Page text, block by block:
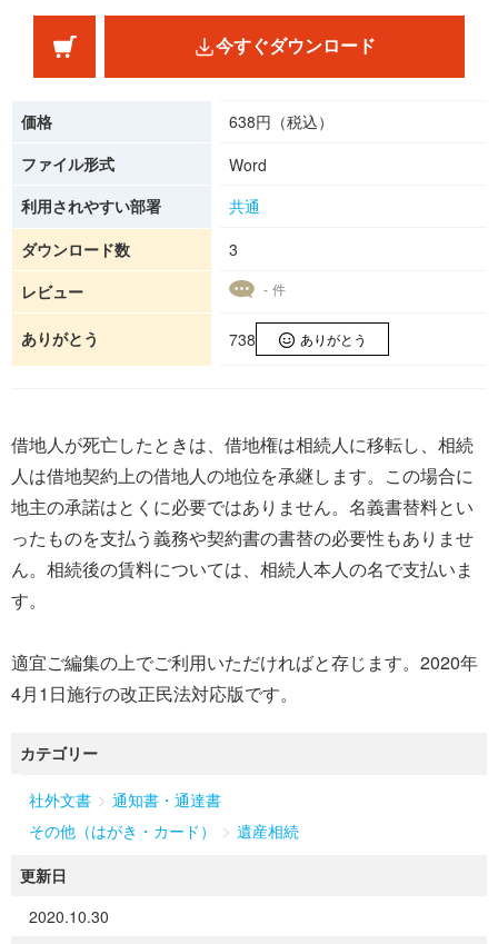
今すぐダウンロード
価格
638円（税込）
ファイル形式
Word
利用されやすい部署
共通
ダウンロード数
3
レビュー
- 件
ありがとう 738 ありがとう
借地人が死亡したときは、借地権は相続人に移転し、相続
人は借地契約上の借地人の地位を承継します。この場合に
地主の承諾はとくに必要ではありません。名義書替料とい
ったものを支払う義務や契約書の書替の必要性もありませ
ん。相続後の賃料については、相続人本人の名で支払いま
す。
適宜ご編集の上でご利用いただければと存じます。2020年
4月1日施行の改正民法対応版です。
カテゴリー
社外文書 > 通知書・通達書
その他（はがき・カード）
> 遺産相続
更新日
2020.10.30